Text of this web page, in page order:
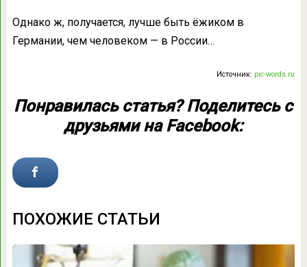
Однако ж, получается, лучше быть ёжиком в
Германии, чем человеком — в России…
Источник: pic-words.ru
Понравилась статья? Поделитесь с
друзьями на Facebook:
ПОХОЖИЕ СТАТЬИ